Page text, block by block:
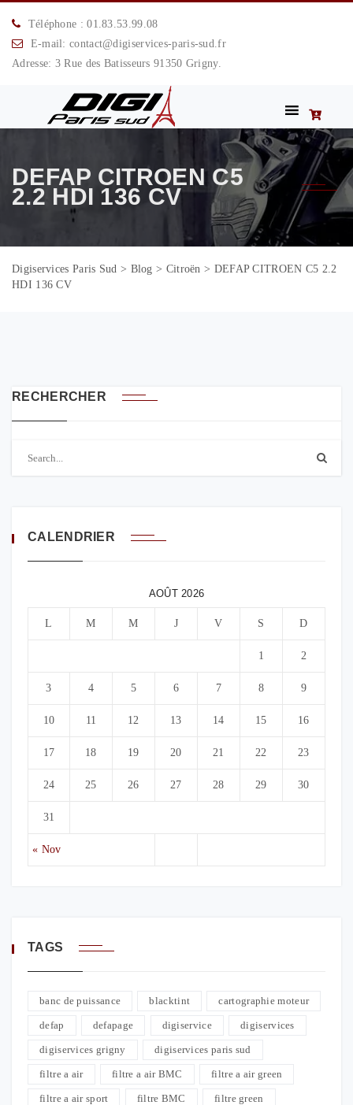
Téléphone : 01.83.53.99.08
E-mail: contact@digiservices-paris-sud.fr
Adresse: 3 Rue des Batisseurs 91350 Grigny.
DEFAP CITROEN C5
2.2 HDI 136 CV
Digiservices Paris Sud > Blog > Citroën > DEFAP CITROEN C5 2.2
HDI 136 CV
RECHERCHER
CALENDRIER
AOÛT 2026
L M M J V S D
« Nov
1 2
3 4 5 6 7 8 9
10 11 12 13 14 15 16
17 18 19 20 21 22 23
24 25 26 27 28 29 30
31
TAGS
banc de puissance blacktint cartographie moteur
defap defapage digiservice digiservices
digiservices grigny digiservices paris sud
filtre a air filtre a air BMC filtre a air green
filtre a air sport filtre BMC filtre green